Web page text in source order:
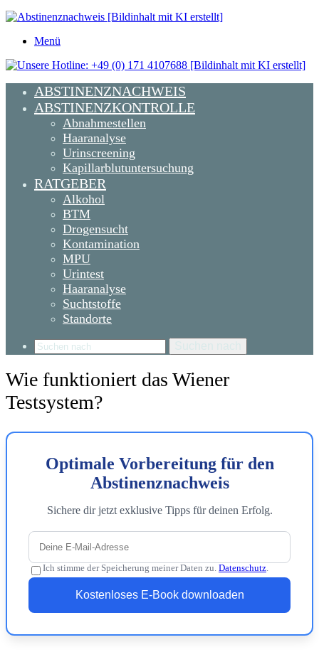
Menü
ABSTINENZNACHWEIS
ABSTINENZKONTROLLE
Abnahmestellen
Haaranalyse
Urinscreening
Kapillarblutuntersuchung
RATGEBER
Alkohol
BTM
Drogensucht
Kontamination
MPU
Urintest
Haaranalyse
Suchtstoffe
Standorte
Wie funktioniert das Wiener
Testsystem?
Optimale Vorbereitung für den
Abstinenznachweis
Sichere dir jetzt exklusive Tipps für deinen Erfolg.
Ich stimme der Speicherung meiner Daten zu. Datenschutz
Kostenloses E-Book downloaden